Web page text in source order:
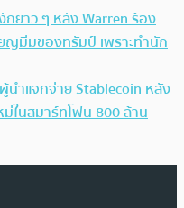
กยาว ๆ หลัง Warren ร้อง
ญมีมของทรัมป์ เพราะทำนัก
นำแจกจ่าย Stablecoin หลัง
ม่ในสมาร์ทโฟน 800 ล้าน